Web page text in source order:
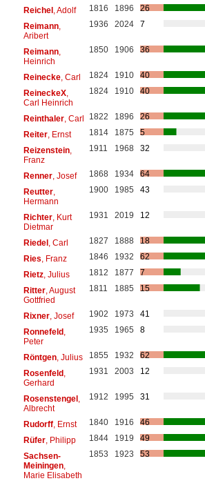
Reichel, Adolf 1816 1896
26
Reimann,
Aribert
1936 2024 7
Reimann,
Heinrich
1850 1906 36
Reinecke, Carl 1824 1910
40
ReineckeX,
Carl Heinrich
1824 1910 40
Reinthaler, Carl 1822 1896
26
Reiter, Ernst 1814 1875
5
Reizenstein,
Franz
1911 1968 32
Renner, Josef 1868 1934
64
Reutter,
Hermann
1900 1985 43
Richter, Kurt
Dietmar
1931 2019 12
Riedel, Carl 1827 1888
18
Ries , Franz 1846 1932
62
Rietz, Julius 1812 1877
7
Ritter, August
Gottfried
1811 1885 15
Rixner, Josef 1902 1973
41
Ronnefeld,
Peter
1935 1965 8
Röntgen, Julius 1855 1932
62
Rosenfeld,
Gerhard
1931 2003 12
Rosenstengel,
Albrecht
1912 1995 31
Rudorff, Ernst 1840 1916
46
Rüfer, Philipp 1844 1919
49
Sachsen-
Meiningen,
Marie Elisabeth
1853 1923 53